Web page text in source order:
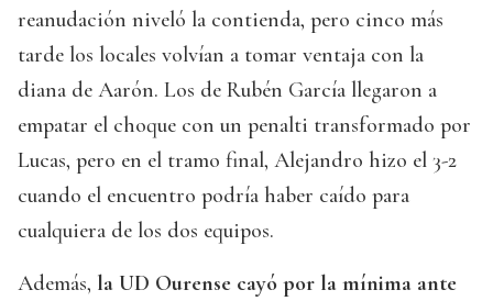
reanudación niveló la contienda, pero cinco más
tarde los locales volvían a tomar ventaja con la
diana de Aarón. Los de Rubén García llegaron a
empatar el choque con un penalti transformado por
Lucas, pero en el tramo final, Alejandro hizo el 3-2
cuando el encuentro podría haber caído para
cualquiera de los dos equipos.
Además, la UD Ourense cayó por la mínima ante